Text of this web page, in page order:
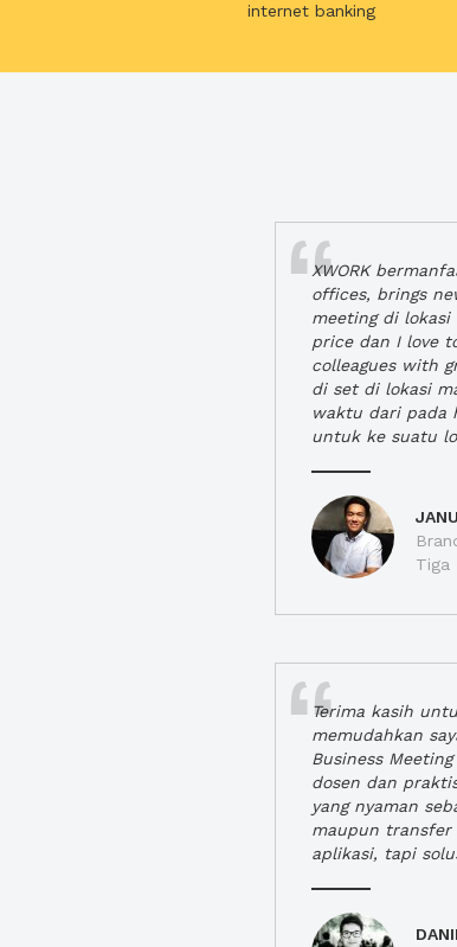
internet banking
XWORK
offices, brings
meeting di lokasi
price dan I love
colleagues with
di set di lokasi
waktu dari pada
untuk ke suatu
Tiga
Terima kasih
memudahkan
Business
dosen dan
yang nyaman
maupun transfer
aplikasi, tapi